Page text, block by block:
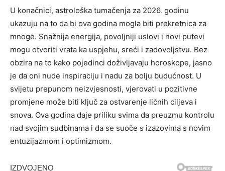
U konačnici, astrološka tumačenja za 2026. godinu
ukazuju na to da bi ova godina mogla biti prekretnica za
mnoge. Snažnija energija, povoljniji uslovi i novi putevi
mogu otvoriti vrata ka uspjehu, sreći i zadovoljstvu. Bez
obzira na to kako pojedinci doživljavaju horoskope, jasno
je da oni nude inspiraciju i nadu za bolju budućnost. U
svijetu prepunom neizvjesnosti, vjerovati u pozitivne
promjene može biti ključ za ostvarenje ličnih ciljeva i
snova. Ova godina daje priliku svima da preuzmu kontrolu
nad svojim sudbinama i da se suoče s izazovima s novim
entuzijazmom i optimizmom.